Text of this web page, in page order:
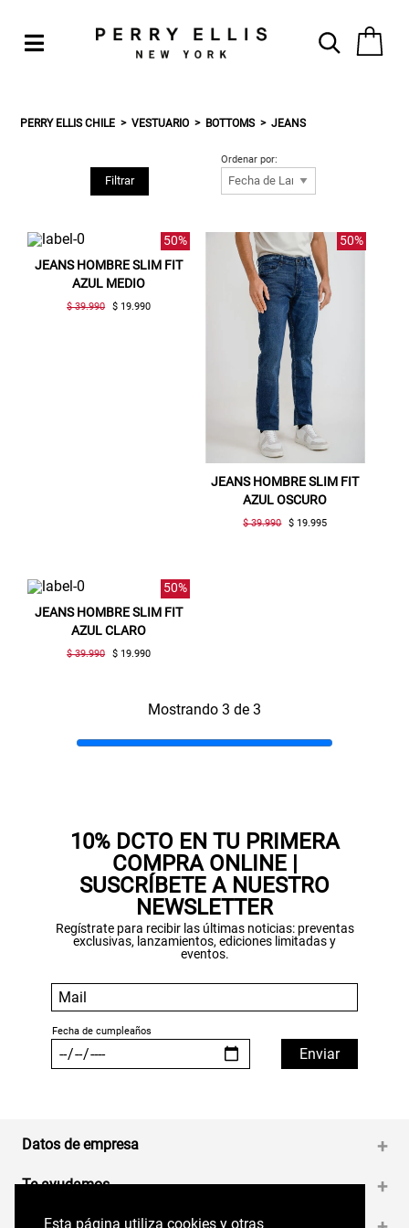
Esta página utiliza cookies y otras
Esta página utiliza cookies y otras
PERRY ELLIS CHILE VESTUARIO BOTTOMS JEANS
Filtrar
Ordenar por:
50%
JEANS HOMBRE SLIM FIT
AZUL MEDIO
$ 39.990 $ 19.990
50%
JEANS HOMBRE SLIM FIT
AZUL OSCURO
$ 39.990 $ 19.995
50%
JEANS HOMBRE SLIM FIT
AZUL CLARO
$ 39.990 $ 19.990
Mostrando 3 de 3
10% DCTO EN TU PRIMERA
COMPRA ONLINE |
SUSCRÍBETE A NUESTRO
NEWSLETTER
Regístrate para recibir las últimas noticias: preventas
exclusivas, lanzamientos, ediciones limitadas y
eventos.
Gracias por inscribirte!
Aquí esta tu cupón, usalo en tu siguiente
compra. Valido por 72 hrs.
Datos de empresa +
Te ayudamos +